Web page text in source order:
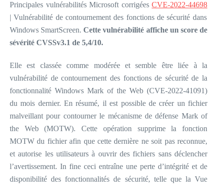
Principales vulnérabilités Microsoft corrigées CVE-2022-44698
| Vulnérabilité de contournement des fonctions de sécurité dans
Windows SmartScreen.Cette vulnérabilité affiche un score de
sévérité CVSSv3.1 de 5,4/10.
Elle est classée comme modérée et semble être liée à la
vulnérabilité de contournement des fonctions de sécurité de la
fonctionnalité Windows Mark of the Web (CVE-2022-41091)
du mois dernier. En résumé, il est possible de créer un fichier
malveillant pour contourner le mécanisme de défense Mark of
the Web (MOTW). Cette opération supprime la fonction
MOTW du fichier afin que cette dernière ne soit pas reconnue,
et autorise les utilisateurs à ouvrir des fichiers sans déclencher
l’avertissement. In fine ceci entraîne une perte d’intégrité et de
disponibilité des fonctionnalités de sécurité, telle que la Vue